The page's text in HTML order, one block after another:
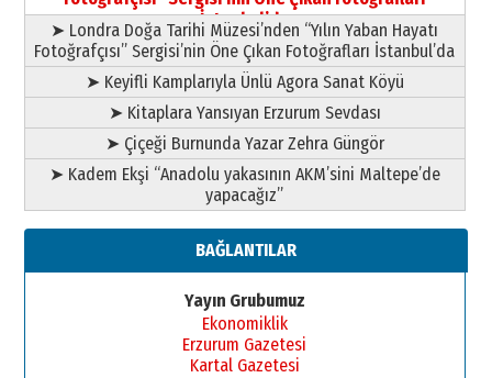
İstanbul’da
➤ Londra Doğa Tarihi Müzesi’nden “Yılın Yaban Hayatı
Fotoğrafçısı” Sergisi’nin Öne Çıkan Fotoğrafları İstanbul’da
➤ Keyifli Kamplarıyla Ünlü Agora Sanat Köyü
➤ Kitaplara Yansıyan Erzurum Sevdası
➤ Çiçeği Burnunda Yazar Zehra Güngör
➤ Kadem Ekşi “Anadolu yakasının AKM’sini Maltepe’de
yapacağız”
BAĞLANTILAR
Yayın Grubumuz
Ekonomiklik
Erzurum Gazetesi
Kartal Gazetesi